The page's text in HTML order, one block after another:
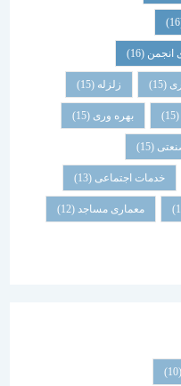
زلزله
بهره وری(15)
اجتماعی (13)
معماری مساجد(12)